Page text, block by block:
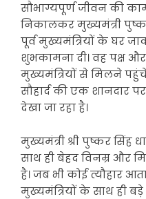
सौभाग्यपूर्ण जीवन की
निकालकर मुख्यमंत्री
पूर्व मुख्यमंत्रियों के घर
शुभकामना दी। वह पक्ष
मुख्यमंत्रियों से मिलने
सौहार्द की एक शानदार
देखा जा रहा है।
मुख्यमंत्री श्री पुष्कर
साथ ही बेहद विनम्र और
है। जब भी कोई त्यौहार
मुख्यमंत्रियों के साथ ही